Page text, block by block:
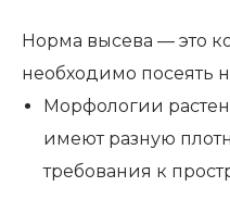
Норма высева — это
необходимо посеять
Морфологии
имеют разную
требования к